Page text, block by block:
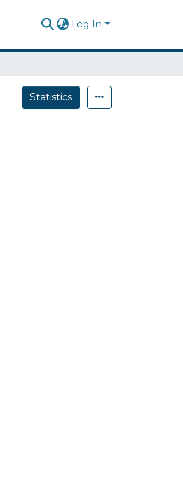
Log In
Statistics